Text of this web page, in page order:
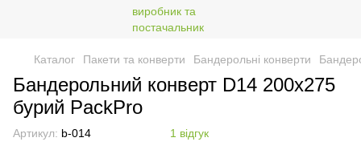
Каталог Пакети та конверти Бандерольні конверти
Бандерольний конверт D14 200х275
бурий PackPro
Артикул: b-014 1 відгук